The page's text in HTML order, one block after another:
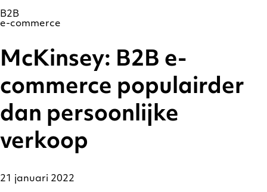
naar
de
B2B
e-commerce
McKinsey: B2B e-
commerce populairder
dan persoonlijke
verkoop
21 januari 2022